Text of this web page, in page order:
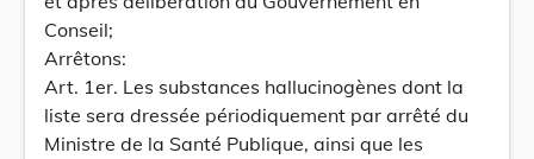
Conseil;
Arrêtons:
Art. 1er. Les substances hallucinogènes dont la
liste sera dressée périodiquement par arrêté du
Ministre de la Santé Publique, ainsi que les